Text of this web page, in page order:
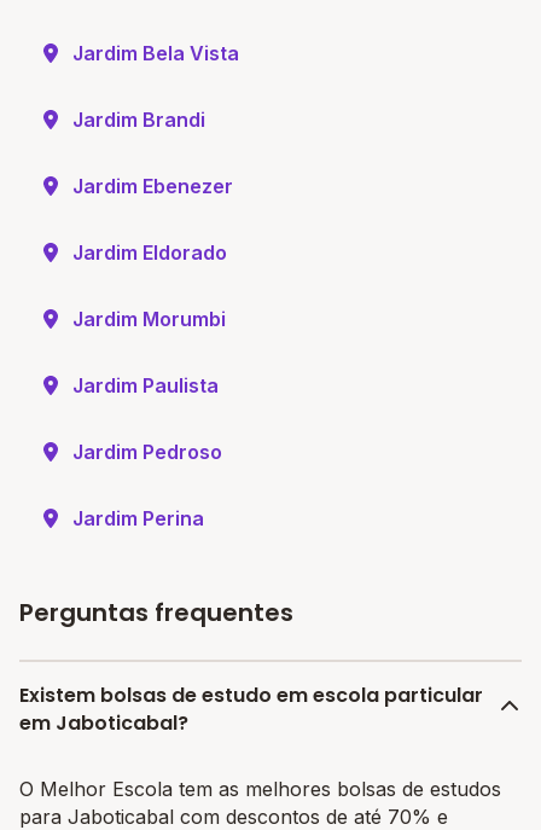
Jardim Bela Vista
Jardim Brandi
Jardim Ebenezer
Jardim Eldorado
Jardim Morumbi
Jardim Paulista
Jardim Pedroso
Jardim Perina
Perguntas frequentes
Existem bolsas de estudo em escola particular
em Jaboticabal?
O Melhor Escola tem as melhores bolsas de estudos
para Jaboticabal com descontos de até 70% e